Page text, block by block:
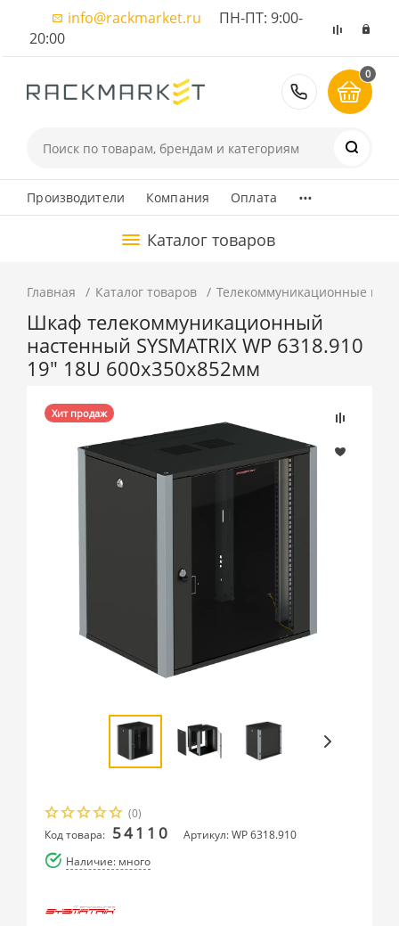
info@rackmarket.ru ПН-ПТ: 9:00-
20:00
8 (495)
0
Производители Компания Оплата ...
Каталог товаров
Главная Каталог товаров Телекоммуникационные
Шкаф телекоммуникационный
настенный SYSMATRIX WP 6318.910
19" 18U 600x350x852мм
Хит продаж
(0)
Код товара: 54110
Артикул: WP 6318.910
Наличие: много